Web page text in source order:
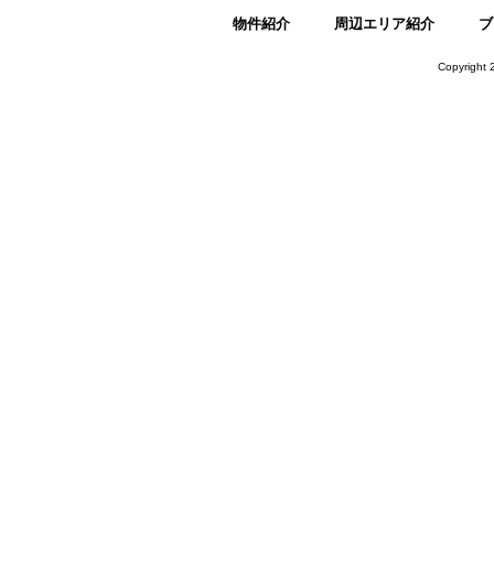
物件紹介 周辺エリア紹介
Copyright